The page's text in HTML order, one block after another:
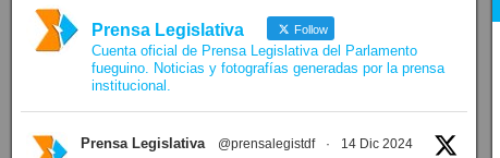
Prensa Legislativa Follow
Cuenta oficial de Prensa Legislativa del Parlamento
fueguino. Noticias y fotografías generadas por la prensa
institucional.
Prensa Legislativa @prensalegistdf · 14 Dic 2024